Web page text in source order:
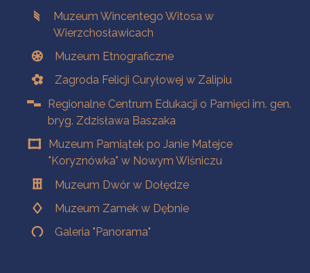
Muzeum Wincentego Witosa w
Wierzchosławicach
Muzeum Etnograficzne
Zagroda Felicji Curyłowej w Zalipiu
Regionalne Centrum Edukacji o Pamięci im. gen.
bryg. Zdzisława Baszaka
Muzeum Pamiątek po Janie Matejce
"Koryznówka" w Nowym Wiśniczu
Muzeum Dwór w Dołędze
Muzeum Zamek w Dębnie
Galeria "Panorama"